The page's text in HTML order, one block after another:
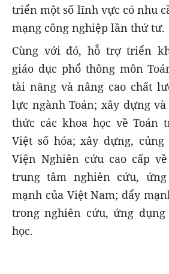
triển một số lĩnh vực có nhu
mạng công nghiệp lần thứ tư.
Cùng với đó, hỗ trợ triển
giáo dục phổ thông môn
tài năng và nâng cao chất
lực ngành Toán; xây dựng
thức các khoa học về Toán
Việt số hóa; xây dựng,
Viện Nghiên cứu cao cấp
trung tâm nghiên cứu,
mạnh của Việt Nam; đẩy
trong nghiên cứu, ứng dụng
học.